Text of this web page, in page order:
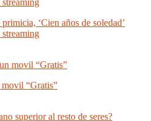
‘Cien años de soledad’
movil “Gratis”